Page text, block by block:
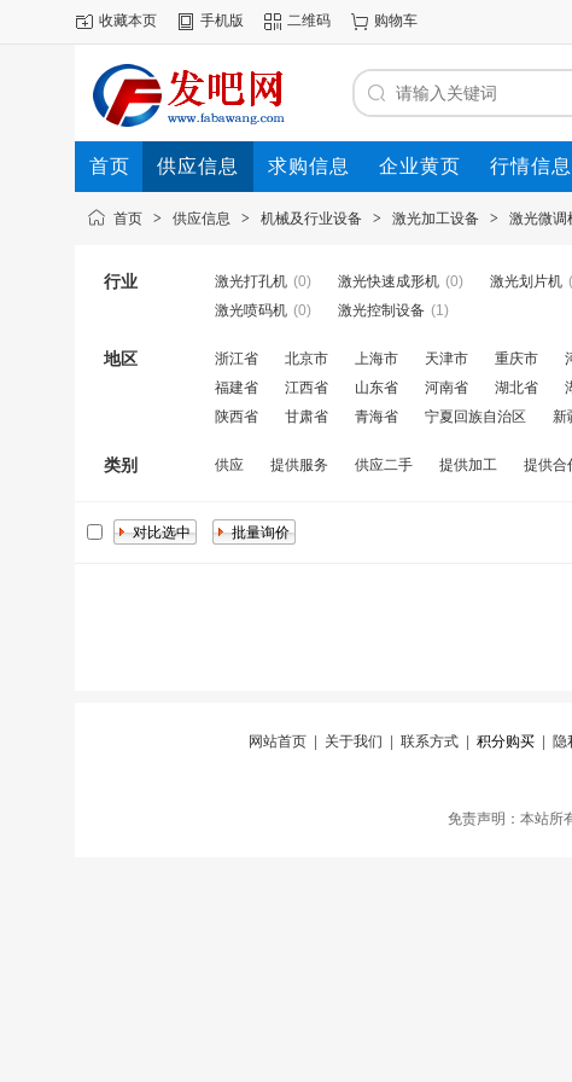
收藏本页 手机版 二维码 购物车
首页 供应信息 求购信息 企业黄页 行情信息
首页 > 供应信息 > 机械及行业设备 > 激光加工设备 > 激光微调
行业 激光打孔机 (0) 激光快速成形机 (0) 激光划片机
激光喷码机 (0) 激光控制设备 (1)
地区 浙江省 北京市 上海市 天津市 重庆市
福建省
江西省 山东省 河南省 湖北省
陕西省
甘肃省 青海省 宁夏回族自治区 新
类别 供应 提供服务 供应二手 提供加工 提供合
网站首页 关于我们 联系方式 积分购买 隐
免责声明：本站所